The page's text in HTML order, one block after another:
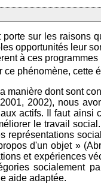
porte sur les raisons
opportunités leur
à ces
ce phénomène, cette
manière dont sont
2002), nous
actifs. Il faut
le travail
représentations
d'un objet »
et expériences
socialement
aide adaptée.